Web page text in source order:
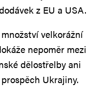
z EU a USA.
velkorážní
nepoměr mezi
dělostřelby ani
Ukrajiny.